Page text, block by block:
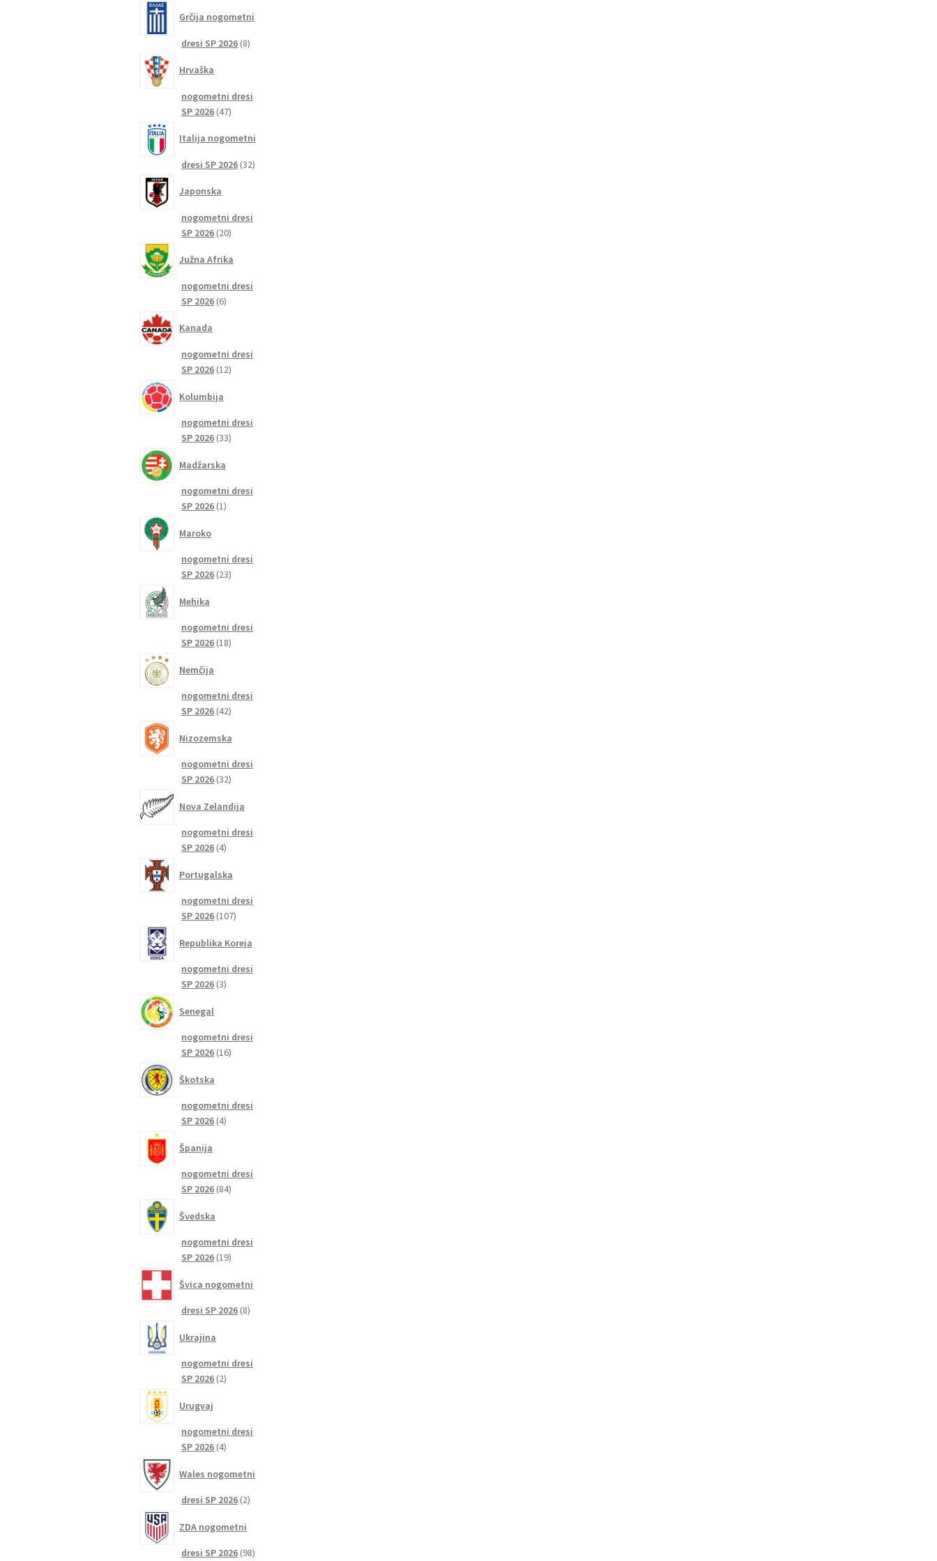
Grčija nogometni
dresi SP 2026 88
Hrvaška
nogometni dresi
SP 2026 4747
Italija nogometni
dresi SP 2026 3232
Japonska
nogometni dresi
SP 2026 2020
Južna Afrika
nogometni dresi
SP 2026 66
Kanada
nogometni dresi
SP 2026 1212
Kolumbija
nogometni dresi
SP 2026 3333
Madžarska
nogometni dresi
SP 2026 11
Maroko
nogometni dresi
SP 2026 2323
Mehika
nogometni dresi
SP 2026 1818
Nemčija
nogometni dresi
SP 2026 4242
Nizozemska
nogometni dresi
SP 2026 3232
Nova Zelandija
nogometni dresi
SP 2026 44
Portugalska
nogometni dresi
SP 2026 107107
Republika Koreja
nogometni dresi
SP 2026 33
Senegal
nogometni dresi
SP 2026 1616
Škotska
nogometni dresi
SP 2026 44
Španija
nogometni dresi
SP 2026 8484
Švedska
nogometni dresi
SP 2026 1919
Švica nogometni
dresi SP 2026 88
Ukrajina
nogometni dresi
SP 2026 22
Urugvaj
nogometni dresi
SP 2026 44
Wales nogometni
dresi SP 2026 22
ZDA nogometni
dresi SP 2026 9898